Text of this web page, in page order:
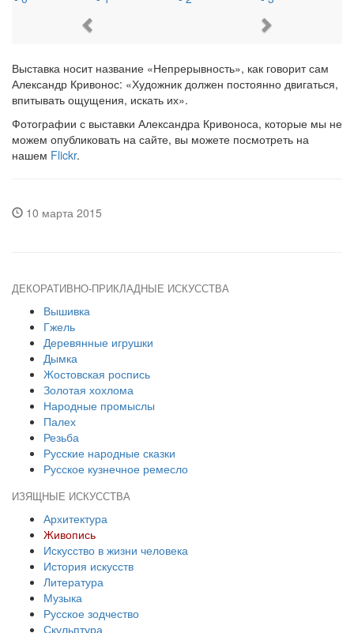
Выставка носит название «Непрерывность», как говорит сам
Александр Кривонос: «Художник должен постоянно двигаться,
впитывать ощущения, искать их».
Фотографии с выставки Александра Кривоноса, которые мы не
можем опубликовать на сайте, вы можете посмотреть на
нашем Flickr.
10 марта 2015
ДЕКОРАТИВНО-ПРИКЛАДНЫЕ ИСКУССТВА
Вышивка
Гжель
Деревянные игрушки
Дымка
Жостовская роспись
Золотая хохлома
Народные промыслы
Палех
Резьба
Русские народные сказки
Русское кузнечное ремесло
ИЗЯЩНЫЕ ИСКУССТВА
Архитектура
Живопись
Искусство в жизни человека
История искусств
Литература
Музыка
Русское зодчество
Скульптура